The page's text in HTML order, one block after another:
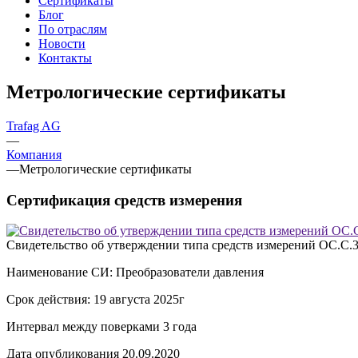
Блог
По отраслям
Новости
Контакты
Метрологические сертификаты
Trafag AG
—
Компания
—Метрологические сертификаты
Сертификация средств измерения
Свидетельство об утверждении типа средств измерений
Наименование СИ: Преобразователи давления
Срок действия: 19 августа 2025г
Интервал между поверками 3 года
Дата опубликования 20.09.2020